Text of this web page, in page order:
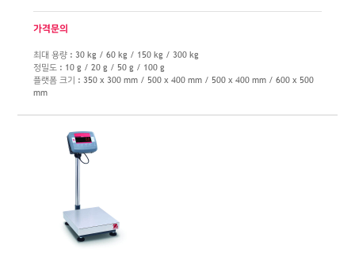
가격문의
최대 용량 : 30 kg / 60 kg / 150 kg / 300 kg
정밀도 : 10 g / 20 g / 50 g / 100 g
플랫폼 크기 : 350 x 300 mm / 500 x 400 mm / 500 x 400 mm / 600 x 500
mm